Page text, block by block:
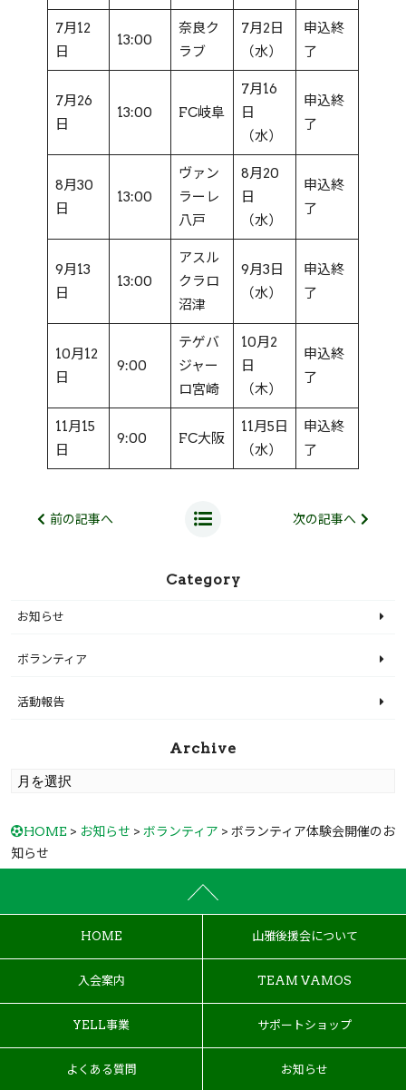
7月12
日
13:00
奈良ク
ラブ
7月2日
（水）
申込終
了
7月26
日
13:00 FC岐阜
7月16
日
（水）
申込終
了
8月30
日
13:00
ヴァン
ラーレ
八戸
8月20
日
（水）
申込終
了
9月13
日
13:00
アスル
クラロ
沼津
9月3日
（水）
申込終
了
10月12
日
9:00
テゲバ
ジャー
ロ宮崎
10月2
日
（木）
申込終
了
11月15
日
9:00 FC大阪
11月5日
（水）
申込終
了
前の記事へ 次の記事へ
Category
お知らせ
ボランティア
活動報告
Archive
HOME > お知らせ > ボランティア > ボランティア体験会開催のお
知らせ
HOME 山雅後援会について
入会案内 TEAM VAMOS
YELL事業 サポートショップ
よくある質問 お知らせ